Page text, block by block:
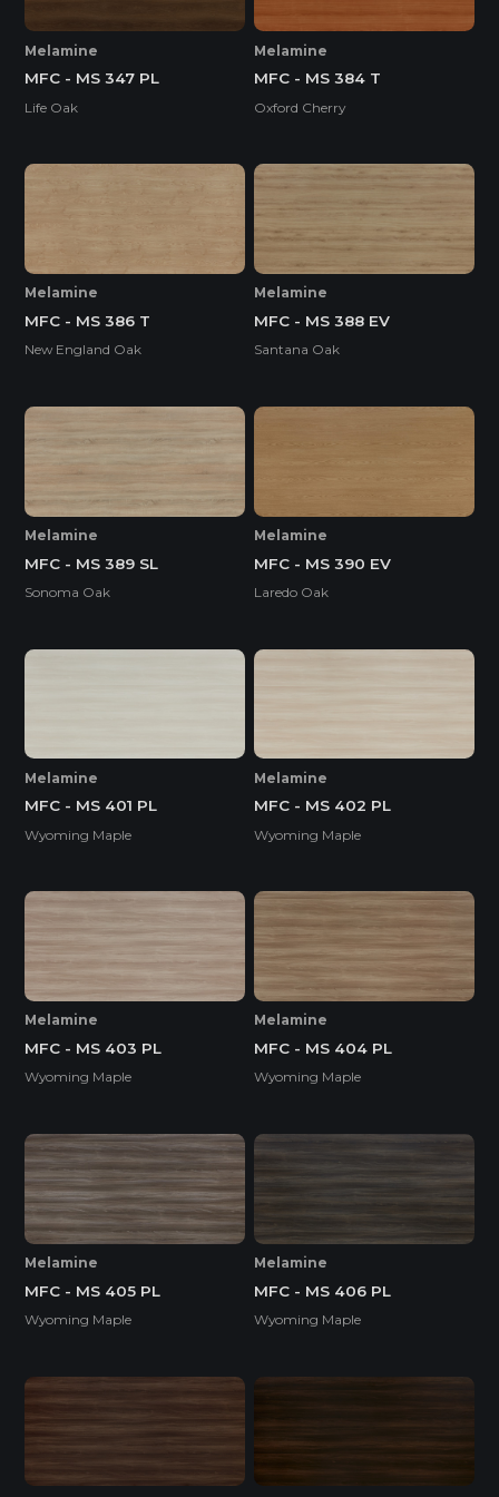
Melamine
MFC - MS 347 PL
Life Oak
Melamine
MFC - MS 384 T
Oxford Cherry
Melamine
MFC - MS 386 T
New England Oak
Melamine
MFC - MS 388 EV
Santana Oak
Melamine
MFC - MS 389 SL
Sonoma Oak
Melamine
MFC - MS 390 EV
Laredo Oak
Melamine
MFC - MS 401 PL
Wyoming Maple
Melamine
MFC - MS 402 PL
Wyoming Maple
Melamine
MFC - MS 403 PL
Wyoming Maple
Melamine
MFC - MS 404 PL
Wyoming Maple
Melamine
MFC - MS 405 PL
Wyoming Maple
Melamine
MFC - MS 406 PL
Wyoming Maple